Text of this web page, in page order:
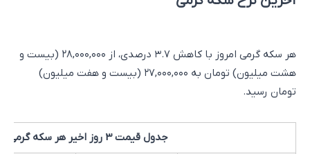
هر سکه گرمی امروز با کاهش ۳.۷ درصدی، از ۲۸,۰۰۰,۰۰۰ (بیست و
هشت میلیون) تومان به ۲۷,۰۰۰,۰۰۰ (بیست و هفت میلیون)
تومان رسید.
جدول قیمت 3 روز اخیر هر سکه گرمی